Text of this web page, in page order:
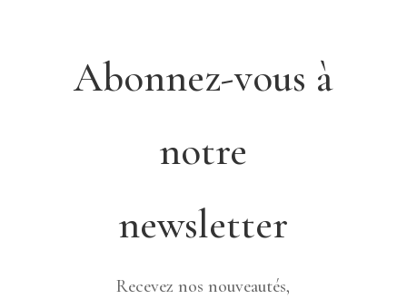
Abonnez-vous à
notre
newsletter
Recevez nos nouveautés,